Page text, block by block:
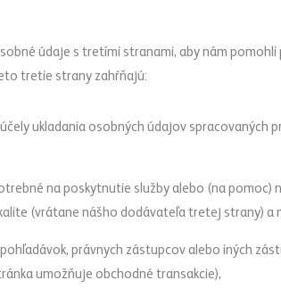
údaje s tretími stranami, aby nám
tretie strany zahŕňajú:
účely ukladania osobných údajov
na poskytnutie služby alebo (na pomoc)
(vrátane nášho dodávateľa tretej strany) a
právnych zástupcov alebo iných
umožňuje obchodné transakcie),